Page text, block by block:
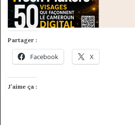
Partager :
Facebook X
J’aime ça :